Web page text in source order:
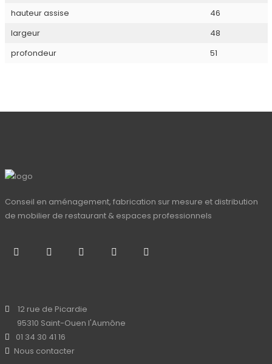
hauteur assise
46
largeur
48
profondeur
51
Conseil en aménagement, fabrication sur mesure et distribution
de mobilier de restaurant & espaces professionnels
12 rue de Picardie
95310 Saint-Ouen l'Aumône
01 34 30 41 16
Nous contacter